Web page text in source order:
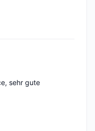
sehr gute